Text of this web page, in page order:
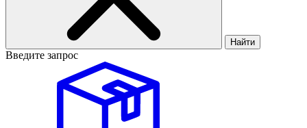
Найти
Введите запрос